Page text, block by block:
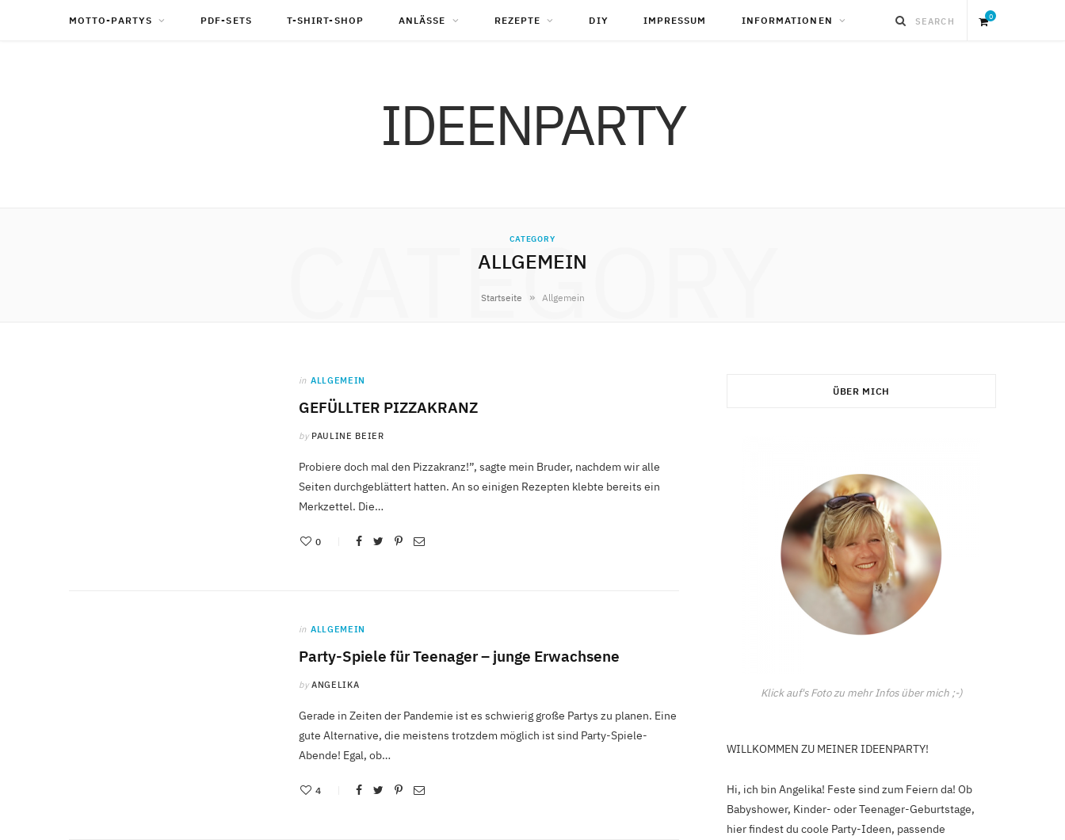
MOTTO-PARTYS PDF-SETS T-SHIRT-SHOP ANLÄSSE REZEPTE DIY IMPRESSUM INFORMATIONEN 0
IDEENPARTY
CATEGORY
ALLGEMEIN
CATEGORY
Startseite » Allgemein
in ALLGEMEIN
GEFÜLLTER PIZZAKRANZ
by PAULINE BEIER
Probiere doch mal den Pizzakranz!”, sagte mein Bruder, nachdem wir alle
Seiten durchgeblättert hatten. An so einigen Rezepten klebte bereits ein
Merkzettel. Die…
0
in ALLGEMEIN
Party-Spiele für Teenager – junge Erwachsene
by ANGELIKA
Gerade in Zeiten der Pandemie ist es schwierig große Partys zu planen. Eine
gute Alternative, die meistens trotzdem möglich ist sind Party-Spiele-
Abende! Egal, ob…
4
ÜBER MICH
Klick auf's Foto zu mehr Infos über mich ;-)
WILLKOMMEN ZU MEINER IDEENPARTY!
Hi, ich bin Angelika! Feste sind zum Feiern da! Ob
Babyshower, Kinder- oder Teenager-Geburtstage,
hier findest du coole Party-Ideen, passende